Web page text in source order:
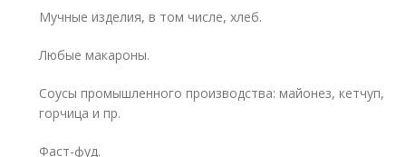
Мучные изделия, в том числе, хлеб.
Любые макароны.
Соусы промышленного производства: майонез, кетчуп,
горчица и пр.
Фаст-фуд.